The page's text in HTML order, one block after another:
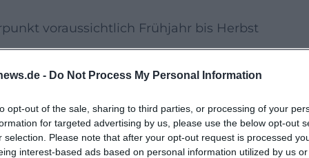
- Do Not Process My Personal Information
opt-out of the sale, sharing to third parties, or processing of your
for targeted advertising by us, please use the below opt-out
selection. Please note that after your opt-out request is processed
interest-based ads based on personal information utilized by us
voraussichtlich Frühjahr bis Herbst
14 Jahre
erforderlich; Kontingente können
werden in der Regel